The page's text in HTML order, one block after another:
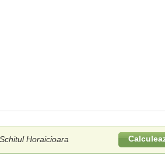
Schitul Horaicioara